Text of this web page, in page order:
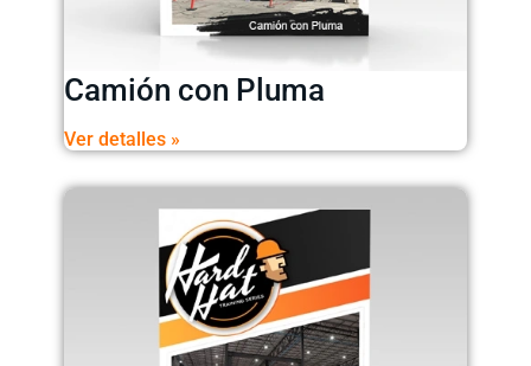
Camión con Pluma
Ver detalles »